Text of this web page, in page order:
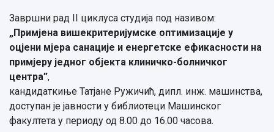
Завршни рад II циклуса студија под називом:
„Примјена вишекритеријумске оптимизације у
оцјени мјера санације и енергетске ефикасности на
примјеру једног објекта клиничко-болничког
центра”,
кандидаткиње Татјане Ружичић, дипл. инж. машинства,
доступан је јавности у библиотеци Машинског
факултета у периоду од 8.00 до 16.00 часова.